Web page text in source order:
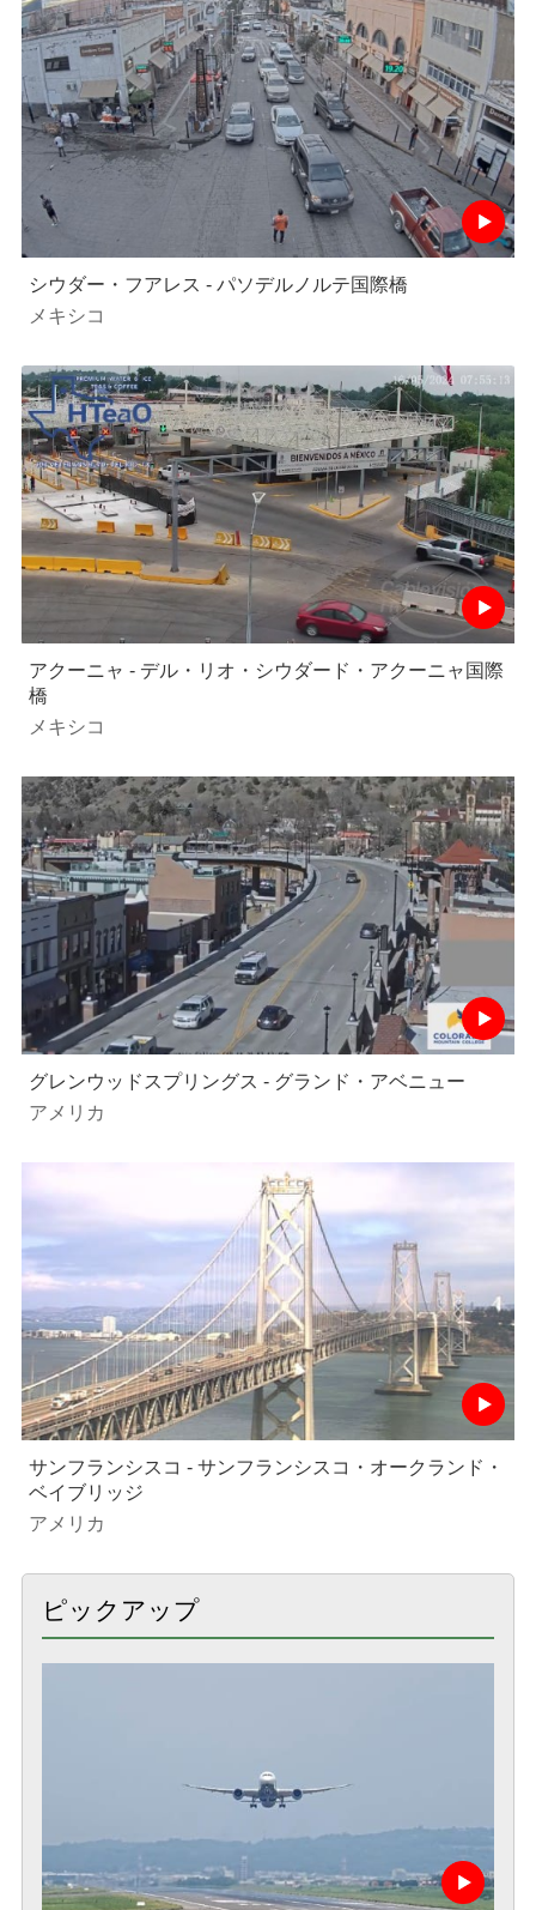
シウダー・フアレス - パソデルノルテ国際橋
メキシコ
アクーニャ - デル・リオ・シウダード・アクーニャ国際
橋
メキシコ
グレンウッドスプリングス - グランド・アベニュー
アメリカ
サンフランシスコ - サンフランシスコ・オークランド・
ベイブリッジ
アメリカ
ピックアップ